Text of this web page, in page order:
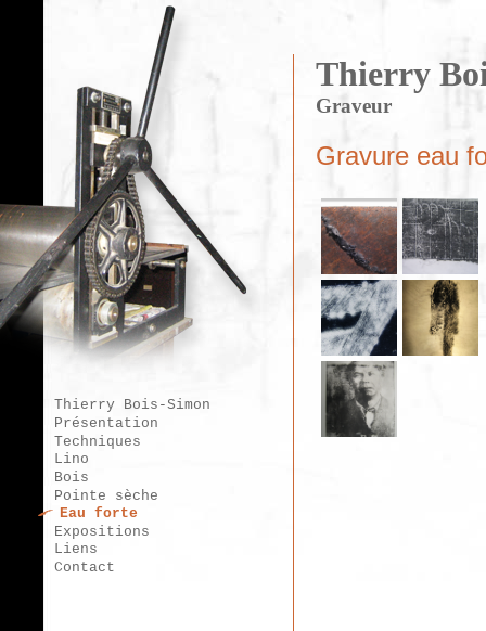
Thierry Bois-Simon
Présentation
Techniques
Lino
Bois
Pointe sèche
Eau forte
Expositions
Liens
Contact
Thierry
Graveur
Gravure eau